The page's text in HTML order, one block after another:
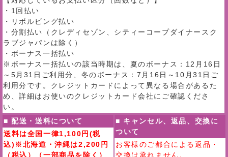
・1回払い
・リボルビング払い
・分割払い（クレディセゾン、シティーコープダイナースク
ラブジャパンは除く）
・ボーナス一括払い
※ボーナス一括払いの該当時期は、夏のボーナス：12月16日
～5月31日ご利用分、冬のボーナス：7月16日～10月31日ご
利用分です。クレジットカードによって異なる場合があるた
め、詳細はお使いのクレジットカード会社にご確認くださ
い。
■ 配送・送料について
送料は全国一律1,100円(税
込)※北海道・沖縄は2,200円
（税込）（一部商品を除く）
■ キャンセル、返品、交換に
ついて
お客様のご都合による返品・
交換は承れません。